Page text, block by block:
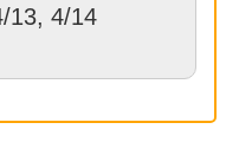
13, 4/14